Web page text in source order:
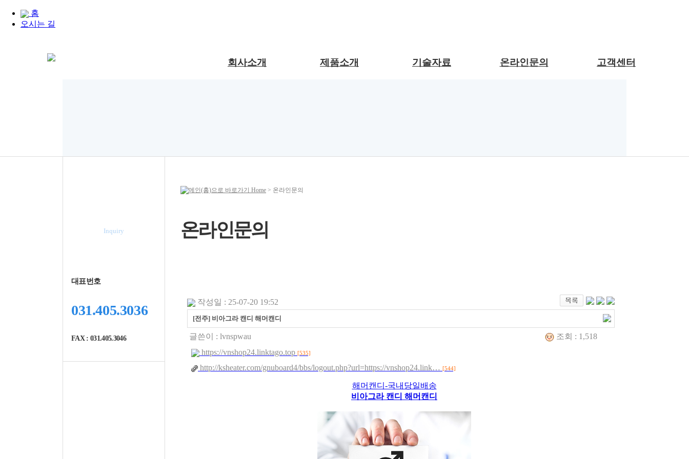
홈
오시는 길
회사소개 제품소개 기술자료 온라인문의 고객센터
Inquiry
대표번호
031.405.3036
FAX : 031.405.3046
Home > 온라인문의
온라인문의
작성일 : 25-07-20 19:52
[전주] 비아그라 캔디 해머캔디
글쓴이 : lvnspwau
조회 : 1,518
https://vnshop24.linktago.top [535]
http://ksheater.com/gnuboard4/bbs/logout.php?url=https://vnshop24.link… [544]
해머캔디-국내당일배송
비아그라 캔디 해머캔디